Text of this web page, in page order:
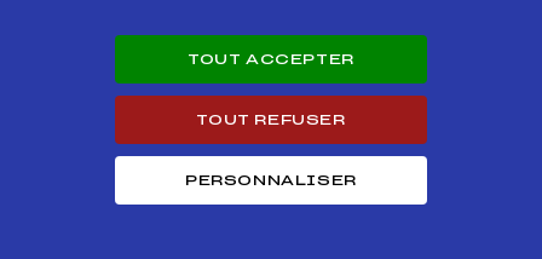
CHAMPIONNAT DE
DISTANCE HOMMES
TOUT ACCEPTER
TOUT REFUSER
PERSONNALISER